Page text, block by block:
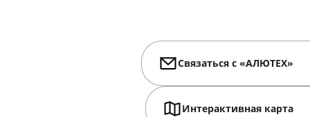
Связаться с «АЛЮТЕХ»
Интерактивная карта